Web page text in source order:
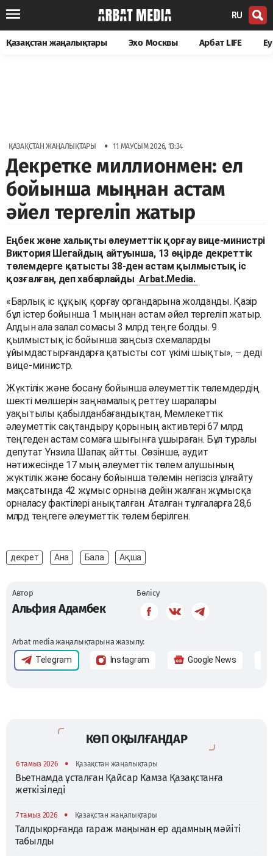
RU
Қазақстан жаңалықтары Эхо Москвы Арбат LIFE
ҚАЗАҚСТАН ЖАҢАЛЫҚТАРЫ • 11 МАУСЫМ 2026, 13:34
Декретке миллионмен: ел
бойынша мыңнан астам
әйел тергеліп жатыр
Еңбек және халықты әлеуметтік қорғау вице-министрі
Виктория Шегайдың айтуынша, 13 өңірде декреттік
төлемдерге қатысты 38-ден астам қылмыстық іс
қозғалған, деп хабарлайды Arbat.Media.
«Барлық іс құқық қорғау органдарына жолданды. Қазір
бұл істер бойынша 1 мыңнан астам әйел тергеліп жатыр.
Алдын ала залал сомасы 3 млрд теңге болды. 9
қылмыстық іс бойынша заңсыз схемаларды
ұйымдастырғандарға қатысты сот үкімі шықты», – деді
вице-министр.
Жүктілік және босану бойынша әлеуметтік төлемдердің
шекті мөлшерін заңнамалық реттеу шаралары
уақытылы қабылданбағандықтан, Мемлекеттік
әлеуметтік сақтандыру қорының активтері 67 млрд
теңгеден астам сомаға шығынға ұшыраған. Бұл туралы
депутат Үнзила Шапақ айтты. Сөзінше, аудит
нәтижесінде 17 мың әлеуметтік төлем алушының
жүктілік және босану бойынша төлемін негізсіз ұлғайту
мақсатында 42 жұмыс орнына дейін жалған жұмысқа
орналасу фактілері анықталған. Аталған тұлғаларға 28,6
млрд теңгеге әлеуметтік төлем берілген.
декрет Ана Бала Ақша
Автор
Альфия Адамбек
Бөлісу
Arbat media жаңалықтарына жазылу:
Telegram Instagram Google News
КӨП ОҚЫЛҒАНДАР
6 тамыз 2026 • Қазақстан жаңалықтары
Вьетнамда ұсталған Қайсар Камза Қазақстанға
жеткізіледі
7 тамыз 2026 • Қазақстан жаңалықтары
Талдықорғанда гараж маңынан ер адамның мәйіті
табылды